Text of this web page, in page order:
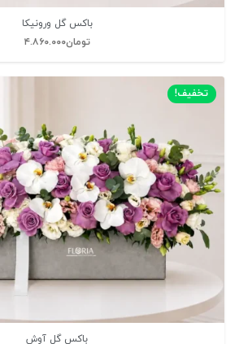
باکس گل ورونیکا
تومان۴.۸۶۰.۰۰۰
تخفیف!
باکس گل آوش